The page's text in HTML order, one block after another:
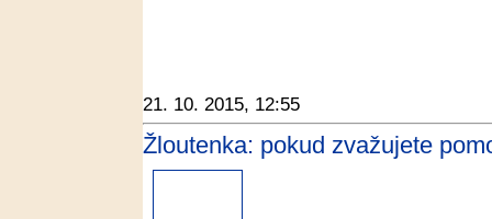
21. 10. 2015, 12:55
Žloutenka: pokud zvažujete